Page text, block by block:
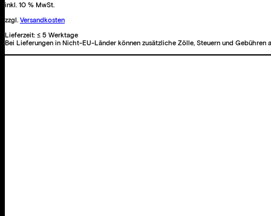
inkl. 10 % MwSt.
zzgl. Versandkosten
Lieferzeit: ≤ 5 Werktage
Bei Lieferungen in Nicht-EU-Länder können zusätzliche Zölle, Steuern und Gebühren